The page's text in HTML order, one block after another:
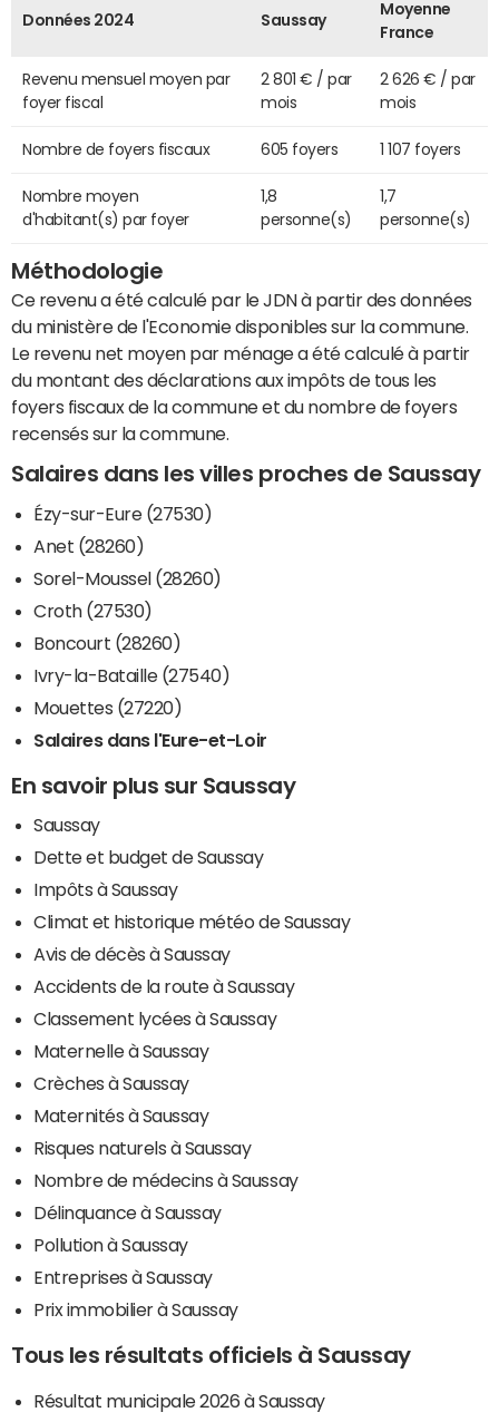
Données 2024 Saussay
Moyenne
France
Revenu mensuel moyen par
foyer fiscal
2 801 € / par
mois
2 626 € / par
mois
Nombre de foyers fiscaux 605 foyers 1 107 foyers
Nombre moyen
d'habitant(s) par foyer
1,8
personne(s)
1,7
personne(s)
Méthodologie
Ce revenu a été calculé par le JDN à partir des données
du ministère de l'Economie disponibles sur la commune.
Le revenu net moyen par ménage a été calculé à partir
du montant des déclarations aux impôts de tous les
foyers fiscaux de la commune et du nombre de foyers
recensés sur la commune.
Salaires dans les villes proches de Saussay
Ézy-sur-Eure (27530)
Anet (28260)
Sorel-Moussel (28260)
Croth (27530)
Boncourt (28260)
Ivry-la-Bataille (27540)
Mouettes (27220)
Salaires dans l'Eure-et-Loir
En savoir plus sur Saussay
Saussay
Dette et budget de Saussay
Impôts à Saussay
Climat et historique météo de Saussay
Avis de décès à Saussay
Accidents de la route à Saussay
Classement lycées à Saussay
Maternelle à Saussay
Crèches à Saussay
Maternités à Saussay
Risques naturels à Saussay
Nombre de médecins à Saussay
Délinquance à Saussay
Pollution à Saussay
Entreprises à Saussay
Prix immobilier à Saussay
Tous les résultats officiels à Saussay
Résultat municipale 2026 à Saussay